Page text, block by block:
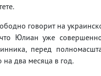
говорит на
Юлиан уже
перед
два месяца в год.